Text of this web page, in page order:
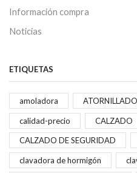
Información compra
Noticias
ETIQUETAS
amoladora
calidad-precio CALZADO
CALZADO DE SEGURIDAD
clavadora de hormigón